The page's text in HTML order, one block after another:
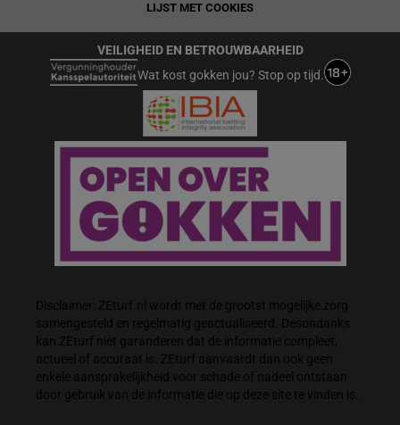
LIJST MET COOKIES
VEILIGHEID EN BETROUWBAARHEID
Wat kost gokken jou? Stop op tijd.
Disclaimer: ZEturf.nl wordt met de grootst mogelijke zorg
samengesteld en regelmatig geactualiseerd. Desondanks
kan ZEturf niet garanderen dat de informatie compleet,
actueel of accuraat is. ZEturf aanvaardt dan ook geen
enkele aansprakelijkheid voor schade of nadeel ontstaan
door gebruik van de informatie die op deze site te vinden is.